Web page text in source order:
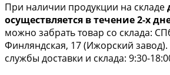
При наличии продукции на складе
осуществляется в течение 2-х
можно забрать товар со склада:
Финляндская, 17 (Ижорский
службы доставки и склада: 9:30-